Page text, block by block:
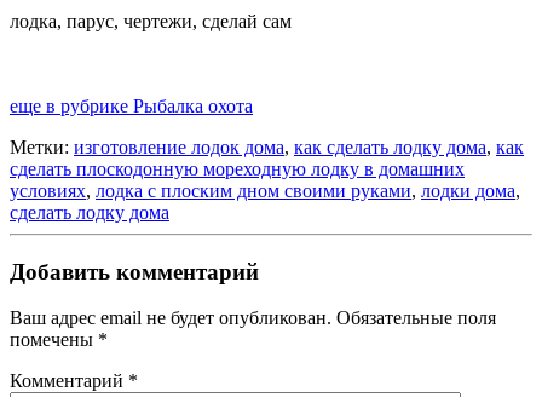
лодка, парус, чертежи, сделай сам
еще в рубрике Рыбалка охота
Метки: изготовление лодок дома, как сделать лодку дома, как
сделать плоскодонную мореходную лодку в домашних
условиях, лодка с плоским дном своими руками, лодки дома,
сделать лодку дома
Добавить комментарий
Ваш адрес email не будет опубликован. Обязательные поля
помечены *
Комментарий *